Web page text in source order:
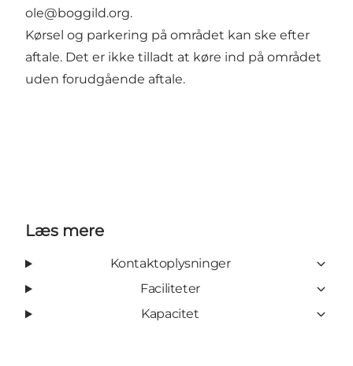
ole@boggild.org.
Kørsel og parkering på området kan ske efter
aftale. Det er ikke tilladt at køre ind på området
uden forudgående aftale.
Læs mere
Kontaktoplysninger
Faciliteter
Kapacitet